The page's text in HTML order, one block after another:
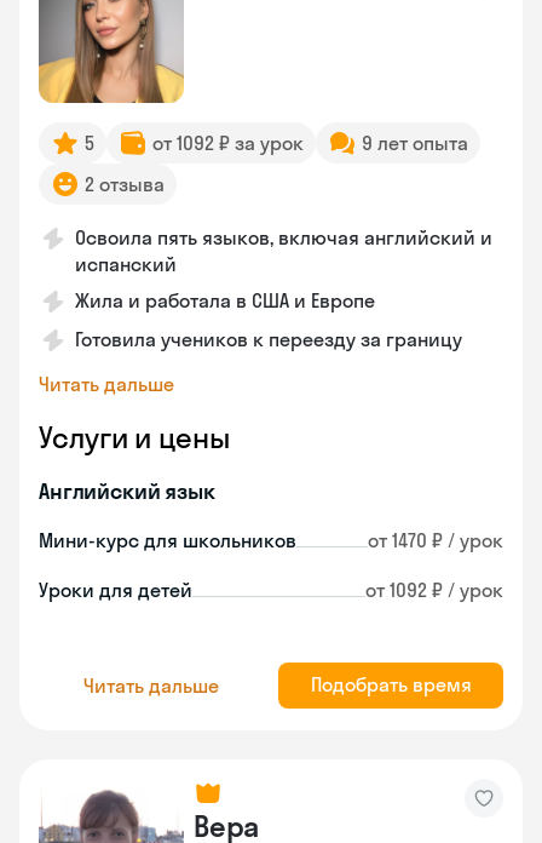
5 от 1092 ₽ за урок
9 лет опыта
2 отзыва
Освоила пять языков, включая английский и
испанский
Жила и работала в США и Европе
Готовила учеников к переезду за границу
Читать дальше
Услуги и цены
Английский язык
Мини-курс для школьников от 1470 ₽ / урок
Уроки для детей от 1092 ₽ / урок
Читать дальше Подобрать время
Вера